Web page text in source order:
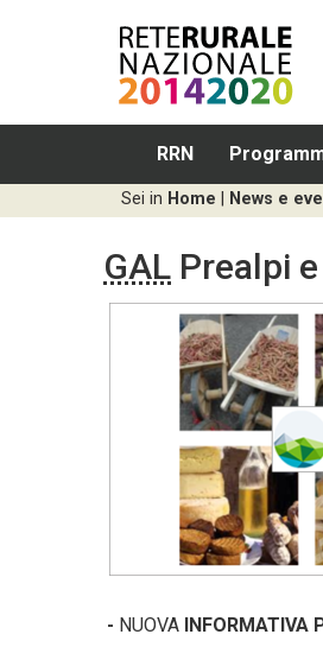
RRN
Sei in Home News e
GAL Prealpi
- NUOVA INFORMATIVA